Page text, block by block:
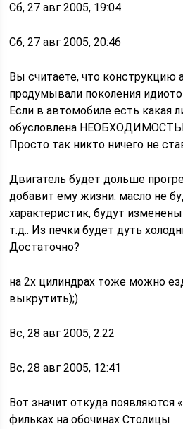
Сб, 27 авг 2005, 19:04
Сб, 27 авг 2005, 20:46
Вы считаете, что конструкцию
продумывали поколения
Если в автомобиле есть какая
обусловлена
Просто так никто ничего не
Двигатель будет дольше
добавит ему жизни: масло не
характеристик, будут
т.д.. Из печки будет дуть
Достаточно?
на 2х цилиндрах тоже можно
выкрутить);)
Вс, 28 авг 2005, 2:22
Вс, 28 авг 2005, 12:41
Вот значит откуда появляются
фильках на обочинах Столицы